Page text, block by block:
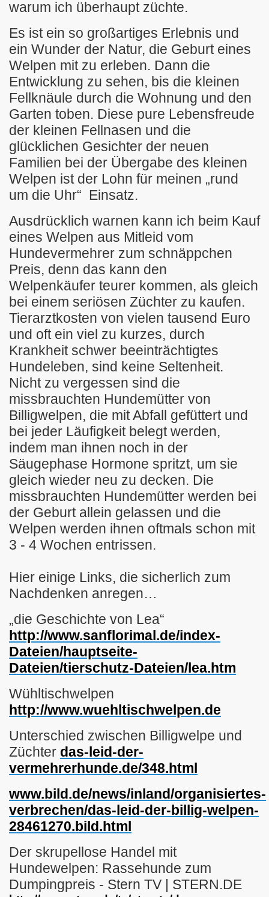
warum ich überhaupt züchte.
Es ist ein so großartiges Erlebnis und
ein Wunder der Natur, die Geburt eines
Welpen mit zu erleben. Dann die
Entwicklung zu sehen, bis die kleinen
Fellknäule durch die Wohnung und den
Garten toben. Diese pure Lebensfreude
der kleinen Fellnasen und die
glücklichen Gesichter der neuen
Familien bei der Übergabe des kleinen
Welpen ist der Lohn für meinen „rund
um die Uhr“ Einsatz.
Ausdrücklich warnen kann ich beim Kauf
eines Welpen aus Mitleid vom
Hundevermehrer zum schnäppchen
Preis, denn das kann den
Welpenkäufer teurer kommen, als gleich
bei einem seriösen Züchter zu kaufen.
Tierarztkosten von vielen tausend Euro
und oft ein viel zu kurzes, durch
Krankheit schwer beeinträchtigtes
Hundeleben, sind keine Seltenheit.
Nicht zu vergessen sind die
missbrauchten Hundemütter von
Billigwelpen, die mit Abfall gefüttert und
bei jeder Läufigkeit belegt werden,
indem man ihnen noch in der
Säugephase Hormone spritzt, um sie
gleich wieder neu zu decken. Die
missbrauchten Hundemütter werden bei
der Geburt allein gelassen und die
Welpen werden ihnen oftmals schon mit
3 - 4 Wochen entrissen.
Hier einige Links, die sicherlich zum
Nachdenken anregen…
„die Geschichte von Lea“
http://www.sanflorimal.de/index-
Dateien/hauptseite-
Dateien/tierschutz-Dateien/lea.htm
Wühltischwelpen
http://www.wuehltischwelpen.de
Unterschied zwischen Billigwelpe und
Züchter das-leid-der-
vermehrerhunde.de/348.html
www.bild.de/news/inland/organisiertes-
verbrechen/das-leid-der-billig-welpen-
28461270.bild.html
Der skrupellose Handel mit
Hundewelpen: Rassehunde zum
Dumpingpreis - Stern TV | STERN.DE
Hamburg